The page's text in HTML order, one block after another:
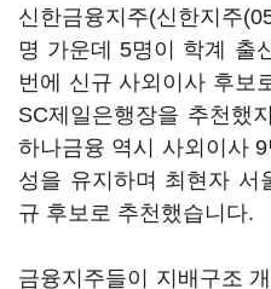
신한금융지주(신한지주
명 가운데 5명이 학계 출
번에 신규 사외이사 후보
SC제일은행장을 추천했
하나금융 역시 사외이사
성을 유지하며 최현자 서
규 후보로 추천했습니다.
금융지주들이 지배구조